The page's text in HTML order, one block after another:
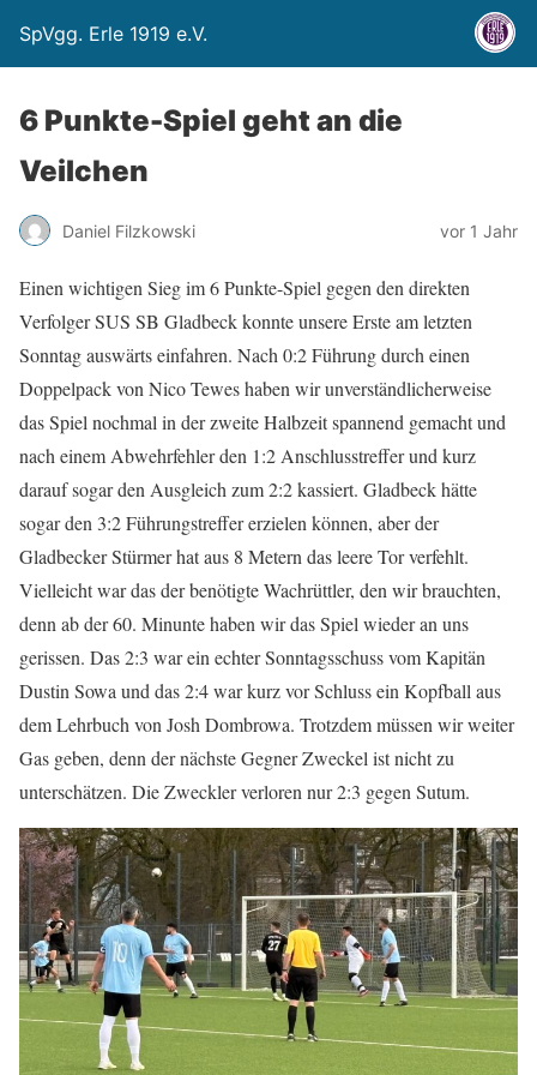
SpVgg. Erle 1919 e.V.
6 Punkte-Spiel geht an die
Veilchen
Daniel Filzkowski vor 1 Jahr
Einen wichtigen Sieg im 6 Punkte-Spiel gegen den direkten
Verfolger SUS SB Gladbeck konnte unsere Erste am letzten
Sonntag auswärts einfahren. Nach 0:2 Führung durch einen
Doppelpack von Nico Tewes haben wir unverständlicherweise
das Spiel nochmal in der zweite Halbzeit spannend gemacht und
nach einem Abwehrfehler den 1:2 Anschlusstreffer und kurz
darauf sogar den Ausgleich zum 2:2 kassiert. Gladbeck hätte
sogar den 3:2 Führungstreffer erzielen können, aber der
Gladbecker Stürmer hat aus 8 Metern das leere Tor verfehlt.
Vielleicht war das der benötigte Wachrüttler, den wir brauchten,
denn ab der 60. Minunte haben wir das Spiel wieder an uns
gerissen. Das ⁠2:3 war ein echter Sonntagsschuss vom Kapitän
Dustin Sowa und das 2:4 war kurz vor Schluss ein Kopfball aus
dem Lehrbuch von Josh Dombrowa. Trotzdem müssen wir weiter
Gas geben, denn der nächste Gegner ⁠Zweckel ist nicht zu
unterschätzen. Die Zweckler verloren nur 2:3 gegen Sutum.